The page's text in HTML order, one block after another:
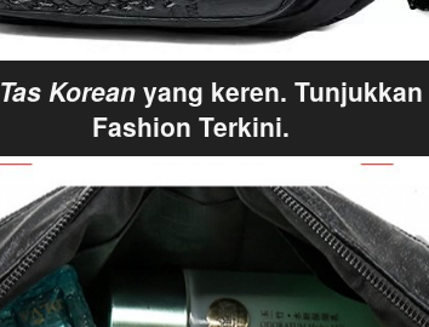
Tas Korean yang keren.
Fashion Terkini.